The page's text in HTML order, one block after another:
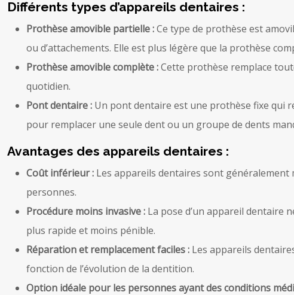
Différents types d’appareils dentaires :
Prothèse amovible partielle :Ce type de prothèse est
ou d’attachements. Elle est plus légère que la prothèse
Prothèse amovible complète :Cette prothèse remplace
quotidien.
Pont dentaire : Un pont dentaire est une prothèse fixe qui
pour remplacer une seule dent ou un groupe de dents
Avantages des appareils dentaires :
Coût inférieur : Les appareils dentaires sont
personnes.
Procédure moins invasive : La pose d’un appareil dentaire
plus rapide et moins pénible.
Réparation et remplacement faciles : Les appareils
fonction de l’évolution de la dentition.
Option idéale pour les personnes ayant des conditions